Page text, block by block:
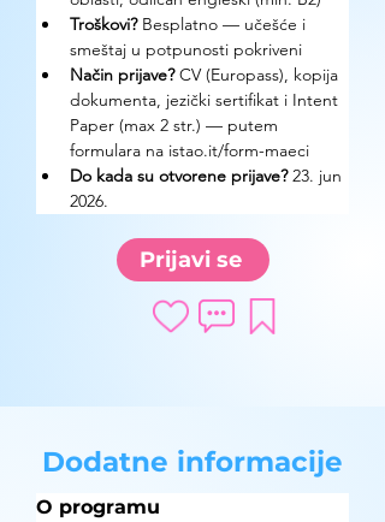
Troškovi? Besplatno — učešće i
smeštaj u potpunosti pokriveni
Način prijave? CV (Europass), kopija
dokumenta, jezički sertifikat i Intent
Paper (max 2 str.) — putem
formulara na istao.it/form-maeci
Do kada su otvorene prijave? 23. jun
2026.
Prijavi se
Dodatne informacije
O programu